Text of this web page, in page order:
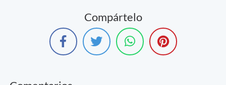
Compártelo